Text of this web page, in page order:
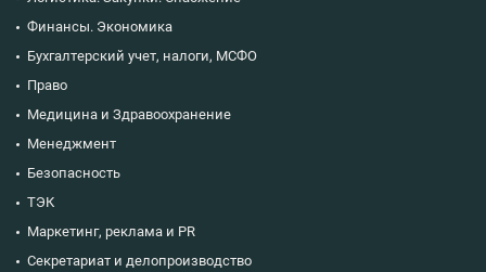
Финансы. Экономика
Бухгалтерский учет, налоги, МСФО
Право
Медицина и Здравоохранение
Менеджмент
Безопасность
ТЭК
Маркетинг, реклама и PR
Секретариат и делопроизводство